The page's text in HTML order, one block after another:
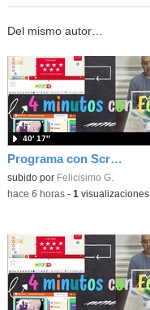
Del mismo autor…
Programa con Scratch, 8 diferentes juegos para vivir la emoción de los partidos de España en el mundial 2026
Contenido educativo.
subido por Felicisimo G.
40′ 17″
-hace 6 horas- 1 visualizaciones